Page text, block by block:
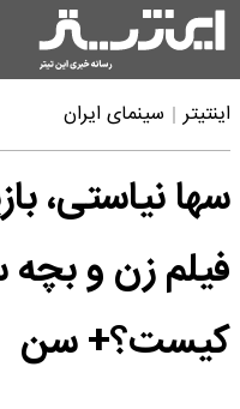
اینتیتر سینمای ایران
سها نیاستی،
فیلم زن و
کیست؟+ سن